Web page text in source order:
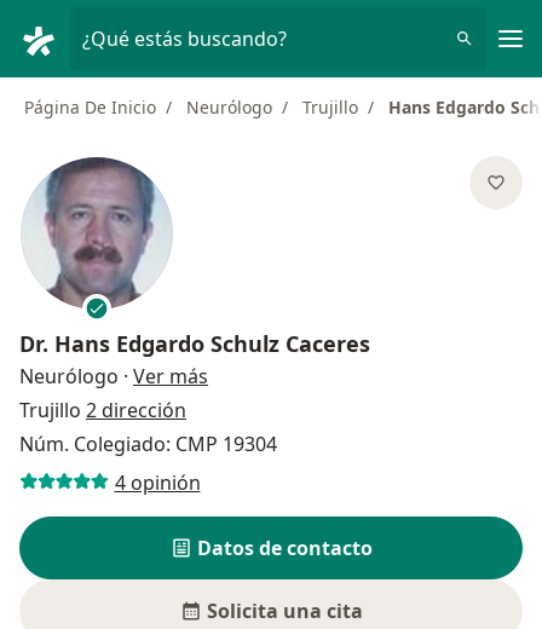
¿Qué estás buscando?
Página De Inicio Neurólogo Trujillo Hans Edgardo
Dr. Hans Edgardo Schulz Caceres
Neurólogo · Ver más
Trujillo 2 dirección
Núm. Colegiado: CMP 19304
4 opinión
Datos de contacto
Solicita una cita